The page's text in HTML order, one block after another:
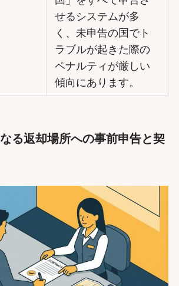
せるシステムが多
く、未申告の国でト
ラブルが起きた際の
ペナルティが厳しい
傾向にあります。
る返却場所への事前申告と契